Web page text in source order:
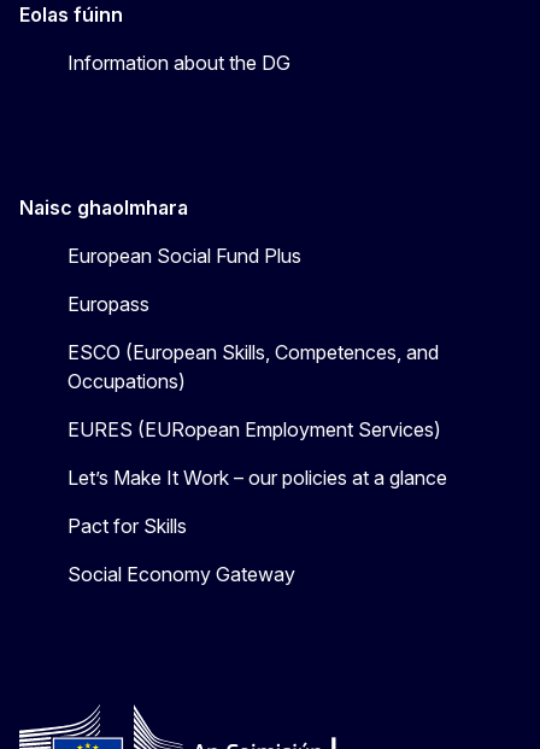
Eolas fúinn
Information about the DG
Naisc ghaolmhara
European Social Fund Plus
Europass
ESCO (European Skills, Competences, and
Occupations)
EURES (EURopean Employment Services)
Let’s Make It Work – our policies at a glance
Pact for Skills
Social Economy Gateway